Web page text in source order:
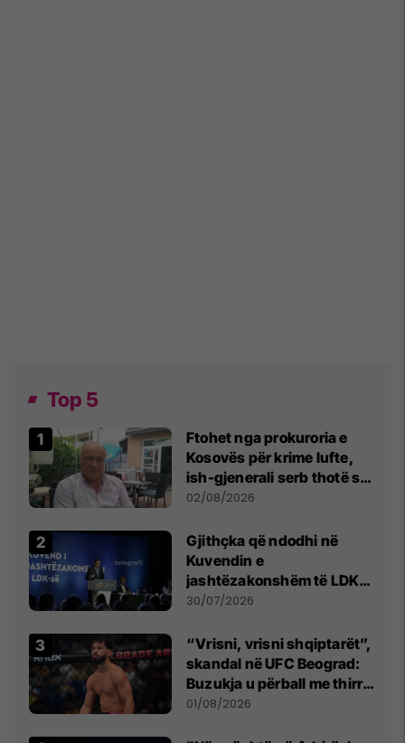
Top 5
Ftohet nga prokuroria e
Kosovës për krime lufte,
ish-gjenerali serb thotë se
dikush e tradhtoi në
02/08/2026
Gjithçka që ndodhi në
Kuvendin e
jashtëzakonshëm të LDK-
së
30/07/2026
“Vrisni, vrisni shqiptarët”,
skandal në UFC Beograd:
Buzukja u përball me thirrje
anti-shqiptare nga
01/08/2026